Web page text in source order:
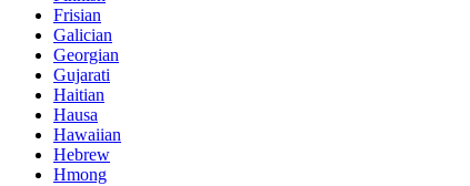
Frisian
Galician
Georgian
Gujarati
Haitian
Hausa
Hawaiian
Hebrew
Hmong